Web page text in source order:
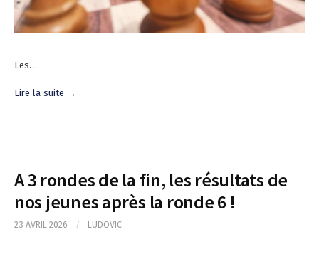
Les…
Lire la suite →
A 3 rondes de la fin, les résultats de
nos jeunes après la ronde 6 !
23 AVRIL 2026 / LUDOVIC